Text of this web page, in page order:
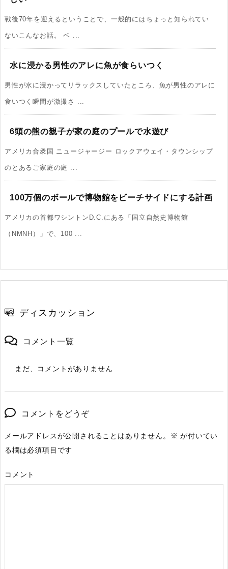
戦後70年を迎えるということで、一般的にはちょっと知られてい
ないこんなお話。 ベ ...
水に浸かる男性のアレに魚が食らいつく
男性が水に浸かってリラックスしていたところ、魚が男性のアレに
食いつく瞬間が激撮さ ...
6頭の熊の親子が家の庭のプールで水遊び
アメリカ合衆国 ニュージャージー ロックアウェイ・タウンシップ
のとあるご家庭の庭 ...
100万個のボールで博物館をビーチサイドにする計画
アメリカの首都ワシントンD.C.にある「国立自然史博物館
（NMNH）」で、100 ...
ディスカッション
コメント一覧
まだ、コメントがありません
コメントをどうぞ
メールアドレスが公開されることはありません。 ※ が付いてい
る欄は必須項目です
コメント